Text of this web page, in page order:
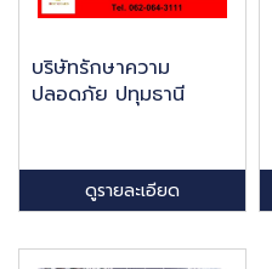
บริษัทรักษาความ
ปลอดภัย ปทุมธานี
ดูรายละเอียด